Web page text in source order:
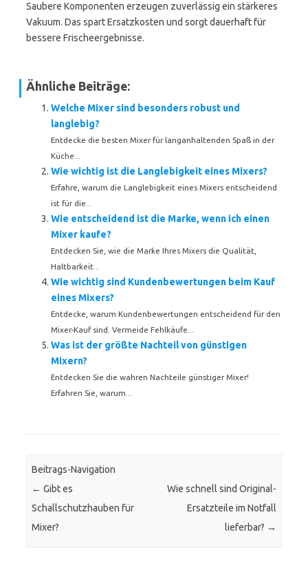
Saubere Komponenten erzeugen zuverlässig ein stärkeres
Vakuum. Das spart Ersatzkosten und sorgt dauerhaft für
bessere Frischeergebnisse.
Ähnliche Beiträge:
Welche Mixer sind besonders robust und
langlebig?
Entdecke die besten Mixer für langanhaltenden Spaß in der
Küche...
Wie wichtig ist die Langlebigkeit eines Mixers?
Erfahre, warum die Langlebigkeit eines Mixers entscheidend
ist für die...
Wie entscheidend ist die Marke, wenn ich einen
Mixer kaufe?
Entdecken Sie, wie die Marke Ihres Mixers die Qualität,
Haltbarkeit...
Wie wichtig sind Kundenbewertungen beim Kauf
eines Mixers?
Entdecke, warum Kundenbewertungen entscheidend für den
Mixer-Kauf sind. Vermeide Fehlkäufe...
Was ist der größte Nachteil von günstigen
Mixern?
Entdecken Sie die wahren Nachteile günstiger Mixer!
Erfahren Sie, warum...
Beitrags-Navigation
← Gibt es
Schallschutzhauben für
Mixer?
Wie schnell sind Original-
Ersatzteile im Notfall
lieferbar? →